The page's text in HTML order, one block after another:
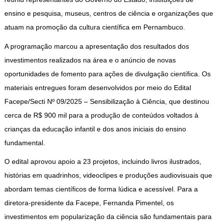
ensino e pesquisa, museus, centros de ciência e organizações que
atuam na promoção da cultura científica em Pernambuco.
A programação marcou a apresentação dos resultados dos
investimentos realizados na área e o anúncio de novas
oportunidades de fomento para ações de divulgação científica. Os
materiais entregues foram desenvolvidos por meio do Edital
Facepe/Secti Nº 09/2025 – Sensibilização à Ciência, que destinou
cerca de R$ 900 mil para a produção de conteúdos voltados à
crianças da educação infantil e dos anos iniciais do ensino
fundamental.
O edital aprovou apoio a 23 projetos, incluindo livros ilustrados,
histórias em quadrinhos, videoclipes e produções audiovisuais que
abordam temas científicos de forma lúdica e acessível. Para a
diretora-presidente da Facepe, Fernanda Pimentel, os
investimentos em popularização da ciência são fundamentais para